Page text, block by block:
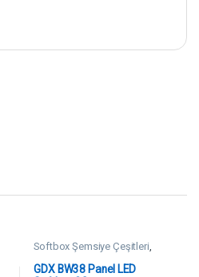
Softbox Şemsiye Çeşitleri
SoftBoxlar
GDX BW38 Panel LED